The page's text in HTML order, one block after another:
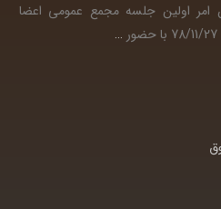
امر اولین جلسه مجمع عمومی اعضا
…